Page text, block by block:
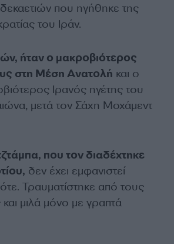
που ηγήθηκε της
του Ιράν.
ήταν ο μακροβιότερος
στη Μέση Ανατολή και ο
Ιρανός ηγέτης του
μετά τον Σάχη Μοχάμεντ
που τον διαδέχτηκε
δεν έχει εμφανιστεί
Τραυματίστηκε από τους
μιλά μόνο με γραπτά